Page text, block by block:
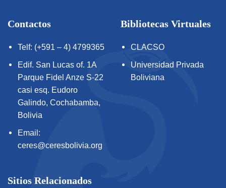
Contactos
Telf: (+591 – 4) 4799365
Edif. San Lucas of. 1A
Parque Fidel Anze S-22
casi esq. Eudoro
Galindo, Cochabamba,
Bolivia
Email:
ceres@ceresbolivia.org
Bibliotecas Virtuales
CLACSO
Universidad Privada
Boliviana
Sitios Relacionados